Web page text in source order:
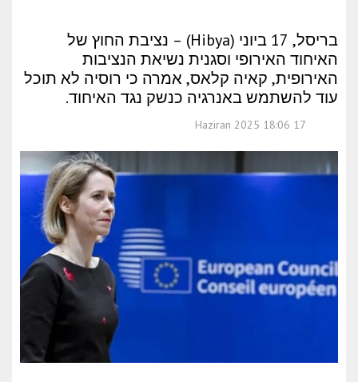
בריסל, 17 ביוני (Hibya) – נציבת החוץ של
האיחוד האירופי וסגנית נשיאת הנציבות
האירופית, קאיה קלאס, אמרה כי רוסיה לא תוכל
עוד להשתמש באנרגיה כנשק נגד האיחוד.
17 Haziran 2025 18:06